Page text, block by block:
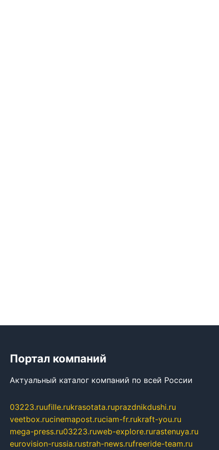
Портал компаний
Актуальный каталог компаний по всей России
03223.ruufille.rukrasotata.ruprazdnikdushi.ru
veetbox.rucinemapost.ruciam-fr.rukraft-you.ru
mega-press.ru03223.ruweb-explore.rurastenuya.ru
eurovision-russia.rustrah-news.rufreeride-team.ru